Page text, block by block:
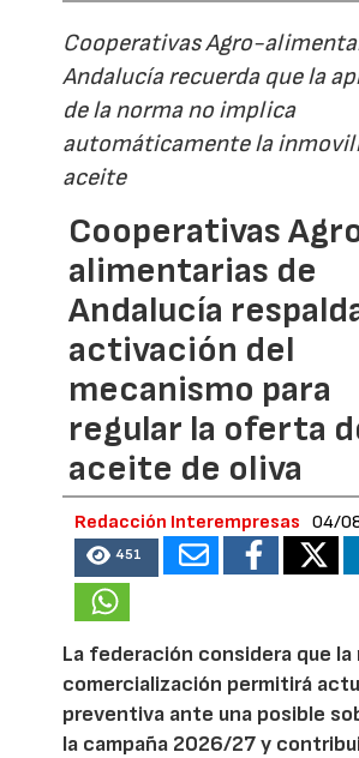
Cooperativas Agro-
Andalucía recuerda que la
de la norma no implica
automáticamente la
aceite
Cooperativas
alimentarias de
Andalucía
activación del
mecanismo para
regular la oferta
aceite de oliva
Redacción Interempresas 04/
451
La federación considera que la
comercialización permitirá
preventiva ante una posible
la campaña 2026/27 y